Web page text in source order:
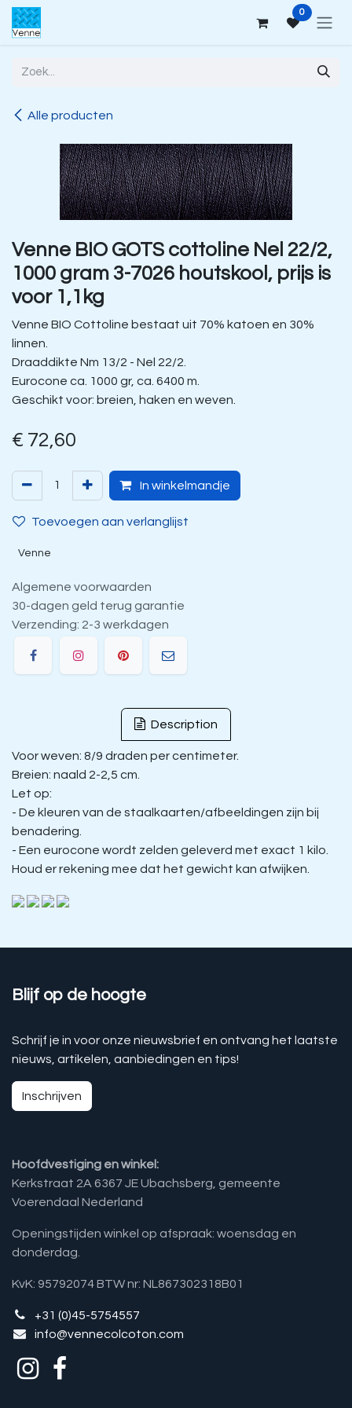
Overslaan naar inhoud 0
Alle producten
Venne BIO GOTS cottoline Nel 22/2,
1000 gram 3-7026 houtskool, prijs is
voor 1,1kg
Venne BIO Cottoline bestaat uit 70% katoen en 30%
linnen.
Draaddikte Nm 13/2 - Nel 22/2.
Eurocone ca. 1000 gr, ca. 6400 m.
Geschikt voor: breien, haken en weven.
€ 72,60
In winkelmandje
Toevoegen aan verlanglijst
Venne
Algemene voorwaarden
30-dagen geld terug garantie
Verzending: 2-3 werkdagen
Description
Voor weven: 8/9 draden per centimeter.
Breien: naald 2-2,5 cm.
Let op:
- De kleuren van de staalkaarten/afbeeldingen zijn bij
benadering.
- Een eurocone wordt zelden geleverd met exact 1 kilo.
Houd er rekening mee dat het gewicht kan afwijken.
Blijf op de hoogte
Schrijf je in voor onze nieuwsbrief en ontvang het laatste
nieuws, artikelen, aanbiedingen en tips!
Inschrijven
Hoofdvestiging en winkel:
Kerkstraat 2A 6367 JE Ubachsberg, gemeente
Voerendaal Nederland
Openingstijden winkel op afspraak: woensdag en
donderdag.
KvK: 95792074 BTW nr: NL867302318B01
+31 (0)45-5754557
info@vennecolcoton.com